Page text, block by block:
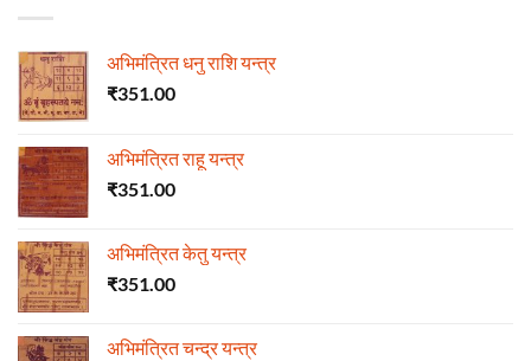
अभिमंत्रित धनु राशि यन्त्र
₹351.00
अभिमंत्रित राहू यन्त्र
₹351.00
अभिमंत्रित केतु यन्त्र
₹351.00
अभिमंत्रित चन्द्र यन्त्र